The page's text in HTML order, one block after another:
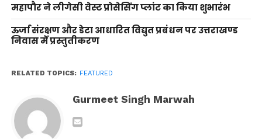
महापौर ने लीगेसी वेस्ट प्रोसेसिंग प्लांट का किया शुभारंभ
ऊर्जा संरक्षण और डेटा आधारित विद्युत प्रबंधन पर उत्तराखण्ड
निवास में प्रस्तुतीकरण
RELATED TOPICS: FEATURED
Gurmeet Singh Marwah